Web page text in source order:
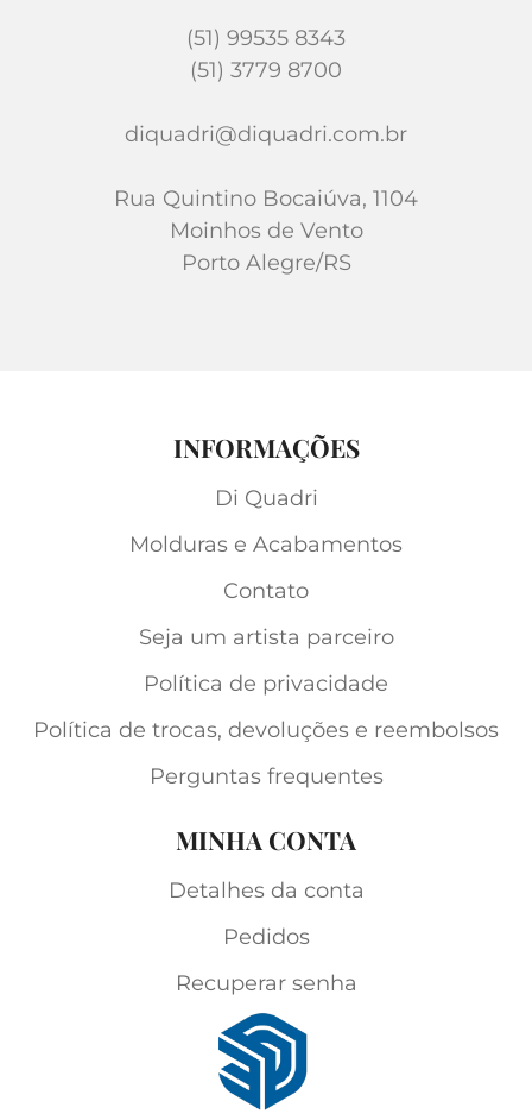
(51) 99535 8343
(51) 3779 8700
diquadri@diquadri.com.br
Rua Quintino Bocaiúva, 1104
Moinhos de Vento
Porto Alegre/RS
INFORMAÇÕES
Di Quadri
Molduras e Acabamentos
Contato
Seja um artista parceiro
Política de privacidade
Política de trocas, devoluções e reembolsos
Perguntas frequentes
MINHA CONTA
Detalhes da conta
Pedidos
Recuperar senha